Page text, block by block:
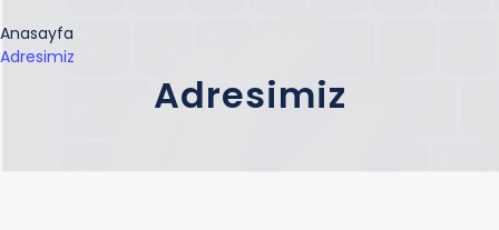
Anasayfa
Adresimiz
Adresimiz